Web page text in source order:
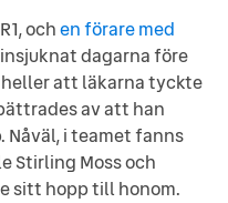
ochen förare med
dagarna före
att läkarna tyckte
av att han
i teamet fanns
Stirling Moss och
sitt hopp till honom.